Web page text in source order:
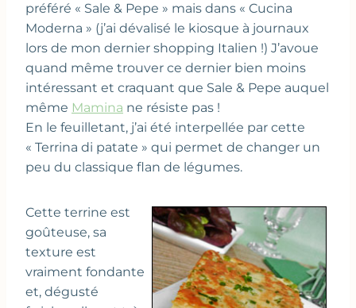
préféré « Sale & Pepe » mais dans « Cucina
Moderna » (j’ai dévalisé le kiosque à journaux
lors de mon dernier shopping Italien !) J’avoue
quand même trouver ce dernier bien moins
intéressant et craquant que Sale & Pepe auquel
même Mamina ne résiste pas !
En le feuilletant, j’ai été interpellée par cette
« Terrina di patate » qui permet de changer un
peu du classique flan de légumes.
Cette terrine est
goûteuse, sa
texture est
vraiment fondante
et, dégusté